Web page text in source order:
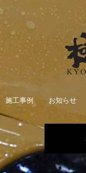
施工事例 お知らせ